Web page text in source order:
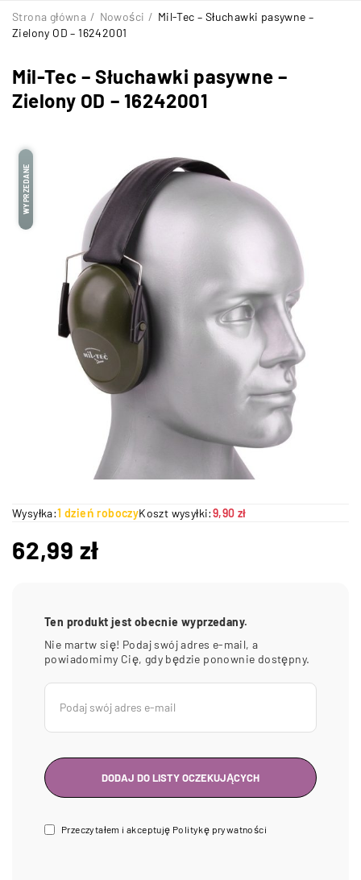
Mil-Tec – Słuchawki pasywne –
Zielony OD – 16242001
Strona główna / Nowości / Mil-Tec – Słuchawki pasywne –
Zielony OD – 16242001
WYPRZEDANE
Wysyłka:1 dzień roboczyKoszt wysyłki:9,90 zł
62,99 zł
Ten produkt jest obecnie wyprzedany.
Nie martw się! Podaj swój adres e-mail, a
powiadomimy Cię, gdy będzie ponownie dostępny.
Przeczytałem i akceptuję Politykę prywatności